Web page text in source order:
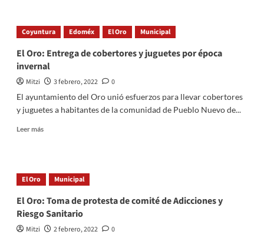
Módulo
Itinerante
Registro
Agrario
Nacional:
Oro
Coyuntura Edoméx El Oro Municipal
El Oro: Entrega de cobertores y juguetes por época
invernal
Mitzi 3 febrero, 2022
0
El ayuntamiento del Oro unió esfuerzos para llevar cobertores
y juguetes a habitantes de la comunidad de Pueblo Nuevo de...
Leer másRead
Oro:
Entrega
cobertores
y
juguetes
El Oro Municipal
El Oro: Toma de protesta de comité de Adicciones y
Riesgo Sanitario
Mitzi 2 febrero, 2022
0